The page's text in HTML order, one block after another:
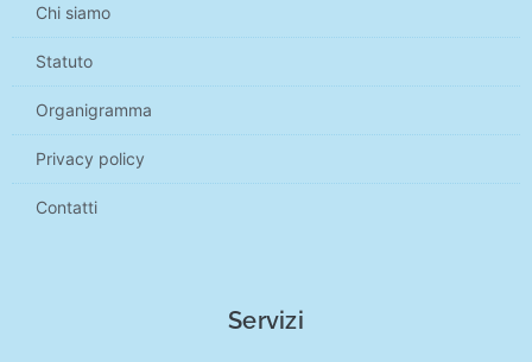
Chi siamo
Statuto
Organigramma
Privacy policy
Contatti
Servizi